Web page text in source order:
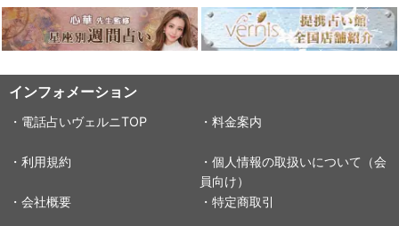
インフォメーション
・電話占いヴェルニTOP ・料金案内
・利用規約
・個人情報の取扱いについて（会
員向け）
・会社概要
・特定商取引